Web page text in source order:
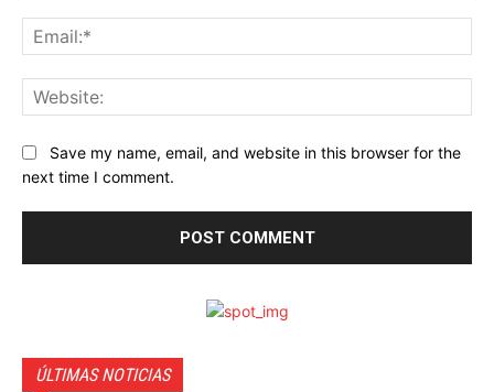
Save my name, email, and website in this browser for the
next time I comment.
ÚLTIMAS NOTICIAS